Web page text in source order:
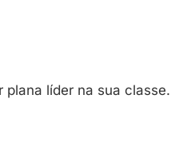
plana líder na sua classe.